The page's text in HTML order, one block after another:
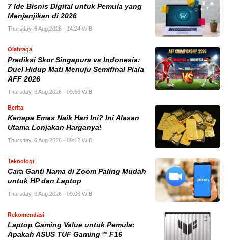
7 Ide Bisnis Digital untuk Pemula yang
Menjanjikan di 2026
Thursday, 6 Aug 2026 - 14:24 WIB
Olahraga
Prediksi Skor Singapura vs Indonesia:
Duel Hidup Mati Menuju Semifinal Piala
AFF 2026
Thursday, 6 Aug 2026 - 09:56 WIB
Berita
Kenapa Emas Naik Hari Ini? Ini Alasan
Utama Lonjakan Harganya!
Thursday, 6 Aug 2026 - 09:12 WIB
Teknologi
Cara Ganti Nama di Zoom Paling Mudah
untuk HP dan Laptop
Thursday, 6 Aug 2026 - 09:06 WIB
Rekomendasi
Laptop Gaming Value untuk Pemula:
Apakah ASUS TUF Gaming™ F16